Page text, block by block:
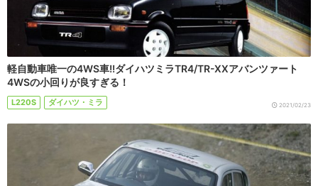
軽自動車唯一の4WS車!!ダイハツミラTR4/TR-XXアバンツァート
4WSの小回りが良すぎる！
L220S ダイハツ・ミラ 2021/02/23